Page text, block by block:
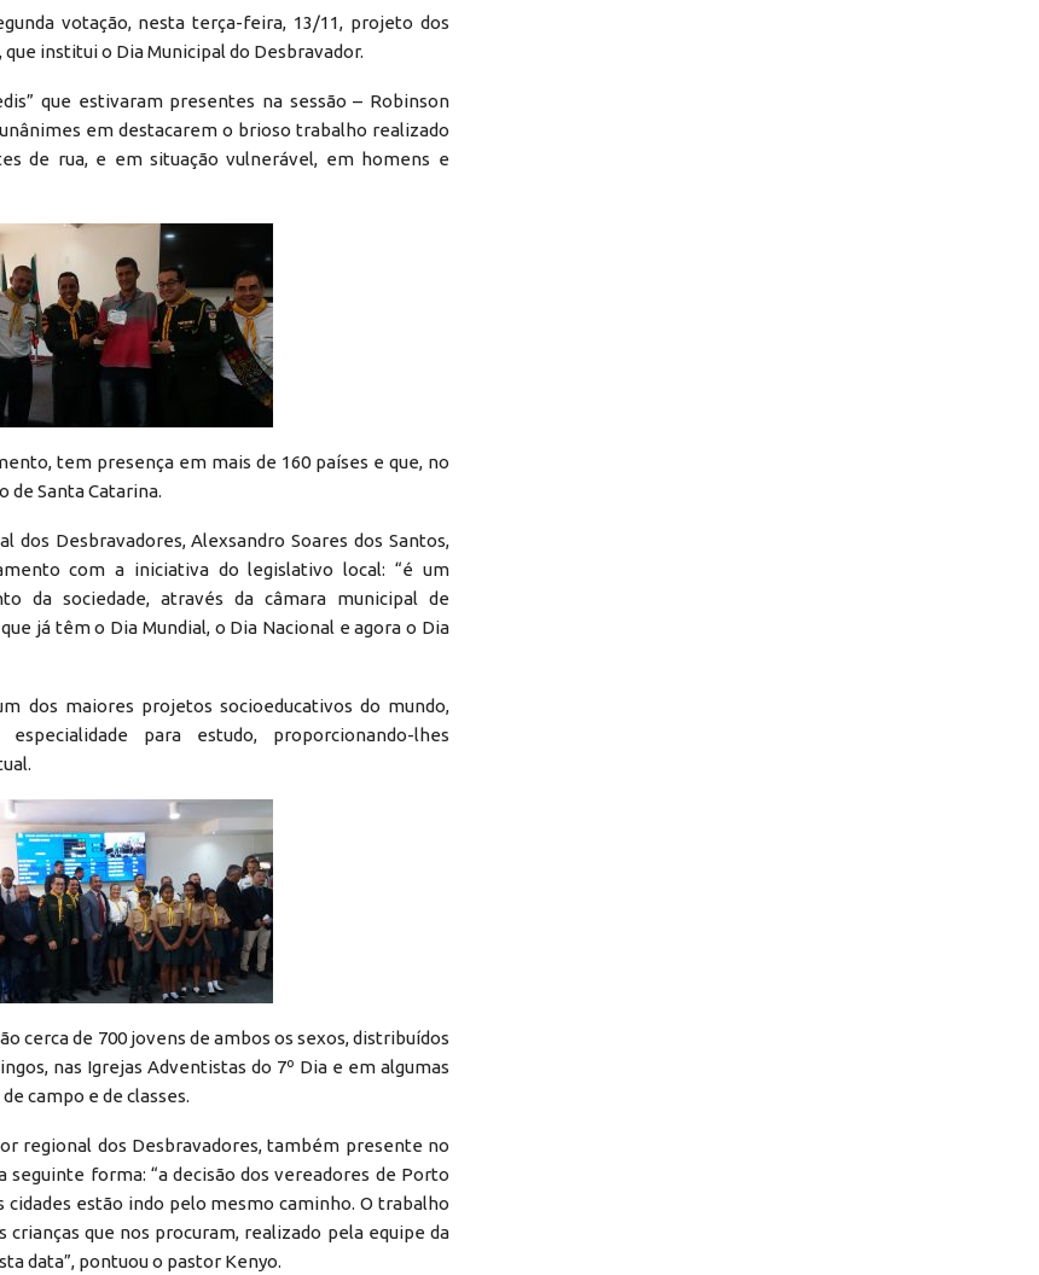
votação, nesta terça-feira, 13/11, projeto dos
institui o Dia Municipal do Desbravador.
que estivaram presentes na sessão – Robinson
em destacarem o brioso trabalho realizado
de rua, e em situação vulnerável, em homens e
tem presença em mais de 160 países e que, no
de Santa Catarina.
Desbravadores, Alexsandro Soares dos Santos,
com a iniciativa do legislativo local: “é um
da sociedade, através da câmara municipal de
já têm o Dia Mundial, o Dia Nacional e agora o Dia
dos maiores projetos socioeducativos do mundo,
para estudo, proporcionando-lhes
cerca de 700 jovens de ambos os sexos, distribuídos
nas Igrejas Adventistas do 7º Dia e em algumas
campo e de classes.
regional dos Desbravadores, também presente no
forma: “a decisão dos vereadores de Porto
cidades estão indo pelo mesmo caminho. O trabalho
que nos procuram, realizado pela equipe da
data”, pontuou o pastor Kenyo.